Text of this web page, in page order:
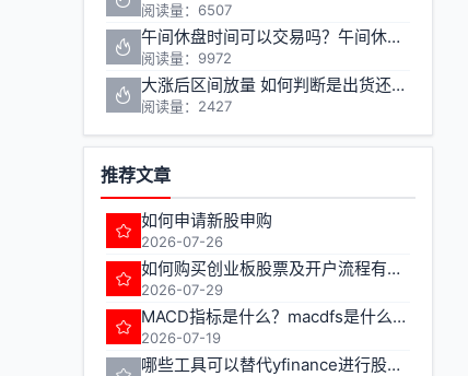
阅读量：6507
午间休盘时间可以交易吗？午间休盘对股票期货投资有什么影响
阅读量：9972
大涨后区间放量 如何判断是出货还是洗盘
阅读量：2427
推荐文章
如何申请新股申购
2026-07-26
如何购买创业板股票及开户流程有哪些注意事项
2026-07-29
MACD指标是什么？macdfs是什么意思
2026-07-19
哪些工具可以替代yfinance进行股票期货数据获取